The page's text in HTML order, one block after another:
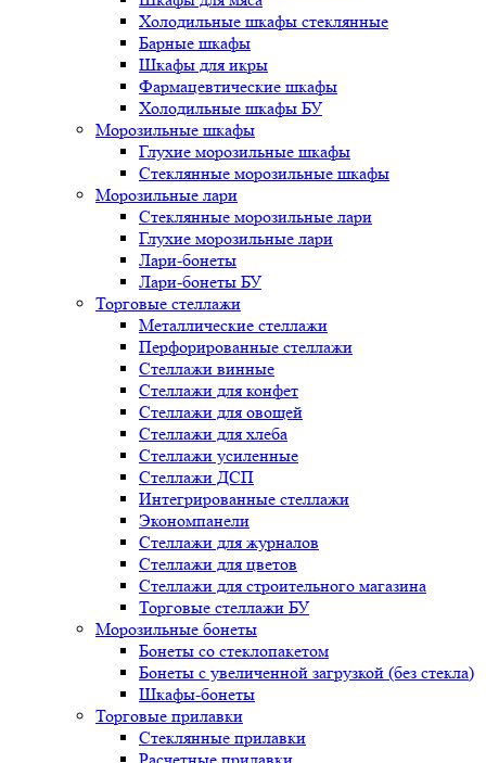
Холодильные шкафы стеклянные
Барные шкафы
Шкафы для икры
Фармацевтические шкафы
Холодильные шкафы БУ
Морозильные шкафы
Глухие морозильные шкафы
Стеклянные морозильные шкафы
Морозильные лари
Стеклянные морозильные лари
Глухие морозильные лари
Лари-бонеты
Лари-бонеты БУ
Торговые стеллажи
Металлические стеллажи
Перфорированные стеллажи
Стеллажи винные
Стеллажи для конфет
Стеллажи для овощей
Стеллажи для хлеба
Стеллажи усиленные
Стеллажи ДСП
Интегрированные стеллажи
Экономпанели
Стеллажи для журналов
Стеллажи для цветов
Стеллажи для строительного магазина
Торговые стеллажи БУ
Морозильные бонеты
Бонеты со стеклопакетом
Бонеты с увеличенной загрузкой (без стекла)
Шкафы-бонеты
Торговые прилавки
Стеклянные прилавки